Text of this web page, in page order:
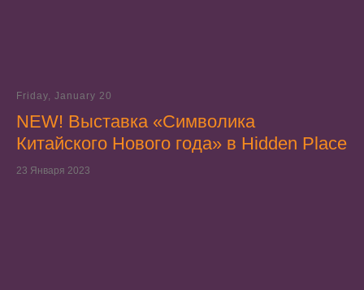
Friday, January 20
NEW! Выставка «Символика
Китайского Нового года» в Hidden Place
23 Января 2023